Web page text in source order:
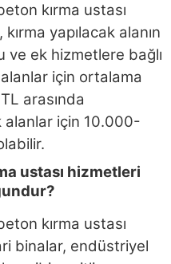
kırma ustası
yapılacak alanın
ve ek hizmetlere bağlı
için ortalama
arasında
için 10.000-
ustası hizmetleri
kırma ustası
binalar, endüstriyel